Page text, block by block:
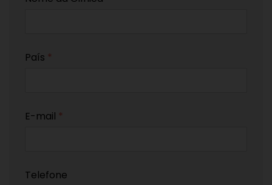
País *
E-mail *
Telefone